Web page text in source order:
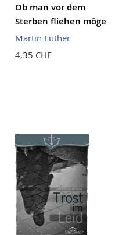
Ob man vor dem
Sterben fliehen möge
Martin Luther
4,35 CHF